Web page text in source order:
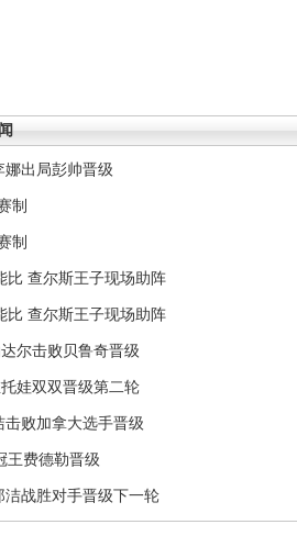
娜出局彭帅晋级
制
制
比 查尔斯王子现场助阵
比 查尔斯王子现场助阵
尔击败贝鲁奇晋级
娃双双晋级第二轮
败加拿大选手晋级
王费德勒晋级
战胜对手晋级下一轮